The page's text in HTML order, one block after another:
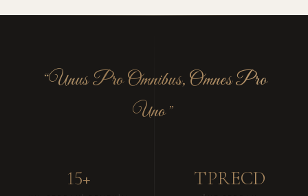
“Unus Pro Omnibus, Omnes Pro
Uno ”
15+ TPRECD